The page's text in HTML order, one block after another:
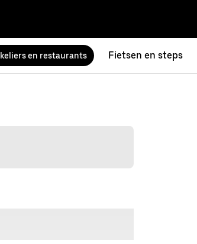
en restaurants Fietsen en steps